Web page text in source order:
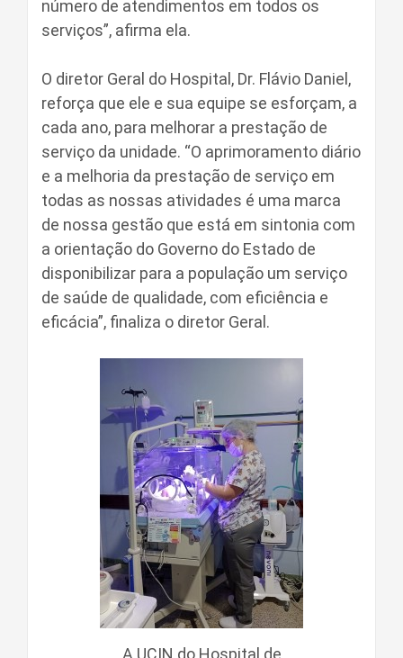
número de atendimentos em todos os
serviços”, afirma ela.
O diretor Geral do Hospital, Dr. Flávio Daniel,
reforça que ele e sua equipe se esforçam, a
cada ano, para melhorar a prestação de
serviço da unidade. “O aprimoramento diário
e a melhoria da prestação de serviço em
todas as nossas atividades é uma marca
de nossa gestão que está em sintonia com
a orientação do Governo do Estado de
disponibilizar para a população um serviço
de saúde de qualidade, com eficiência e
eficácia”, finaliza o diretor Geral.
A UCIN do Hospital de